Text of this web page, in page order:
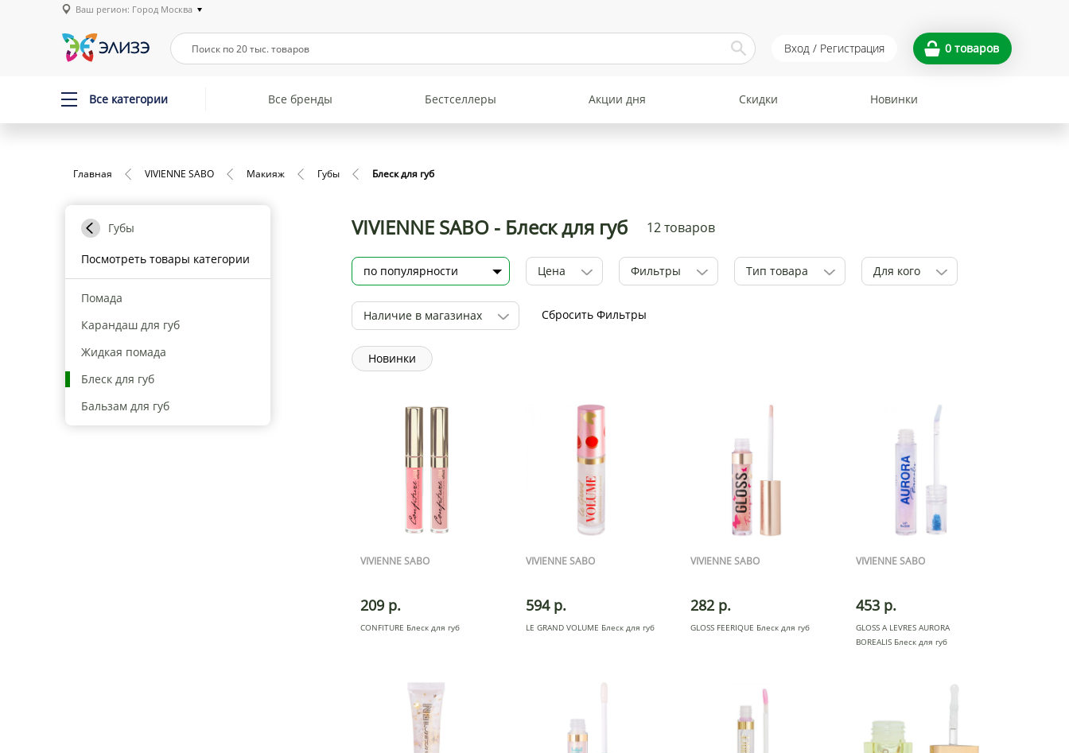
Ваш регион: Город Москва
Вход / Регистрация 0 товаров
Все категории Все бренды Бестселлеры Акции дня Скидки Новинки
Главная VIVIENNE SABO Макияж Губы Блеск для губ
Губы
Посмотреть товары категории
Помада
Карандаш для губ
Жидкая помада
Блеск для губ
Бальзам для губ
VIVIENNE SABO - Блеск для губ 12 товаров
Цена Фильтры Тип товара Для кого
Наличие в магазинах Сбросить Фильтры
Новинки
VIVIENNE SABO
209 р.
CONFITURE Блеск для губ
VIVIENNE SABO
594 р.
LE GRAND VOLUME Блеск для губ
VIVIENNE SABO
282 р.
GLOSS FEERIQUE Блеск для губ
VIVIENNE SABO
453 р.
GLOSS A LEVRES AURORA
BOREALIS Блеск для губ